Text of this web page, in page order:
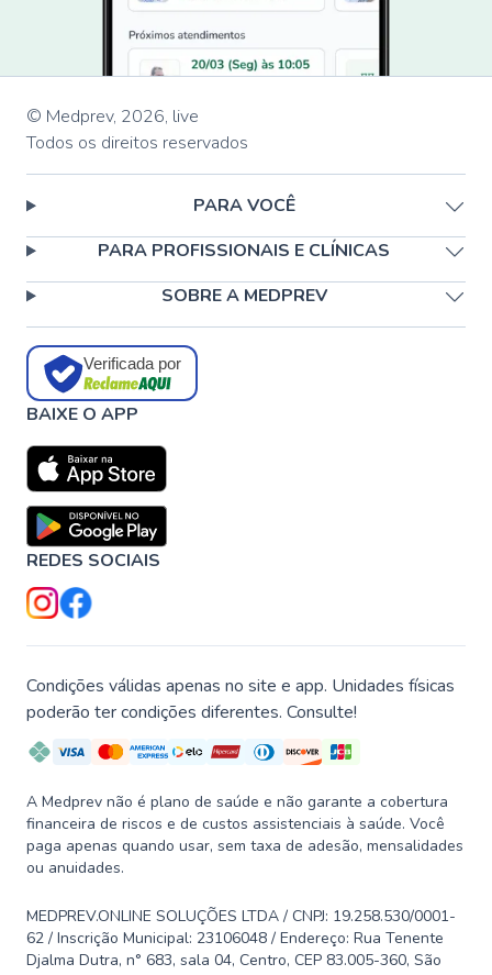
© Medprev, 2026, live
Todos os direitos reservados
PARA VOCÊ
PARA PROFISSIONAIS E CLÍNICAS
SOBRE A MEDPREV
Verificada por
BAIXE O APP
REDES SOCIAIS
Condições válidas apenas no site e app. Unidades físicas
poderão ter condições diferentes. Consulte!
A Medprev não é plano de saúde e não garante a cobertura
financeira de riscos e de custos assistenciais à saúde. Você
paga apenas quando usar, sem taxa de adesão, mensalidades
ou anuidades.
MEDPREV.ONLINE SOLUÇÕES LTDA / CNPJ: 19.258.530/0001-
62 / Inscrição Municipal: 23106048 / Endereço: Rua Tenente
Djalma Dutra, n° 683, sala 04, Centro, CEP 83.005-360, São